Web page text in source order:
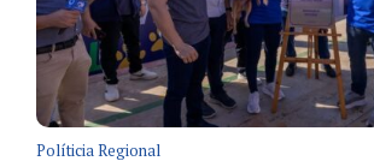
Políticia Regional